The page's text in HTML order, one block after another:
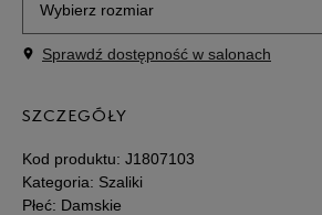
Wybierz rozmiar
Powiadom o
Sprawdź dostępność w salonach
SZCZEGÓŁY
Kod produktu: J1807103
Kategoria: Szaliki
Płeć: Damskie